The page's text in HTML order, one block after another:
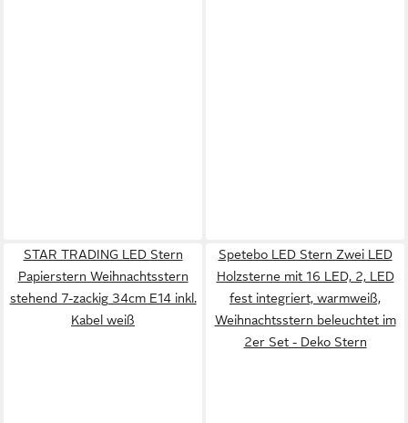
STAR TRADING LED Stern
Papierstern Weihnachtsstern
stehend 7-zackig 34cm E14 inkl.
Kabel weiß
Spetebo LED Stern Zwei LED
Holzsterne mit 16 LED, 2, LED
fest integriert, warmweiß,
Weihnachtsstern beleuchtet im
2er Set - Deko Stern